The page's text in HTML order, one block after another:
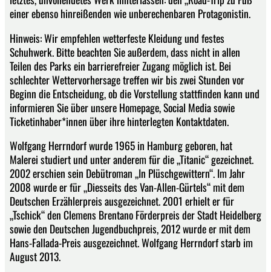
einer ebenso hinreißenden wie unberechenbaren Protagonistin.
Hinweis: Wir empfehlen wetterfeste Kleidung und festes
Schuhwerk. Bitte beachten Sie außerdem, dass nicht in allen
Teilen des Parks ein barrierefreier Zugang möglich ist. Bei
schlechter Wettervorhersage treffen wir bis zwei Stunden vor
Beginn die Entscheidung, ob die Vorstellung stattfinden kann und
informieren Sie über unsere Homepage, Social Media sowie
Ticketinhaber*innen über ihre hinterlegten Kontaktdaten.
Wolfgang Herrndorf wurde 1965 in Hamburg geboren, hat
Malerei studiert und unter anderem für die „Titanic“ gezeichnet.
2002 erschien sein Debütroman „In Plüschgewittern“. Im Jahr
2008 wurde er für „Diesseits des Van-Allen-Gürtels“ mit dem
Deutschen Erzählerpreis ausgezeichnet. 2001 erhielt er für
„Tschick“ den Clemens Brentano Förderpreis der Stadt Heidelberg
sowie den Deutschen Jugendbuchpreis, 2012 wurde er mit dem
Hans-Fallada-Preis ausgezeichnet. Wolfgang Herrndorf starb im
August 2013.